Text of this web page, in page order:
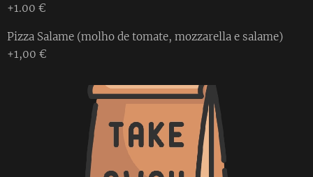
+1.00 €
Pizza Salame (molho de tomate, mozzarella e salame)
+1,00 €